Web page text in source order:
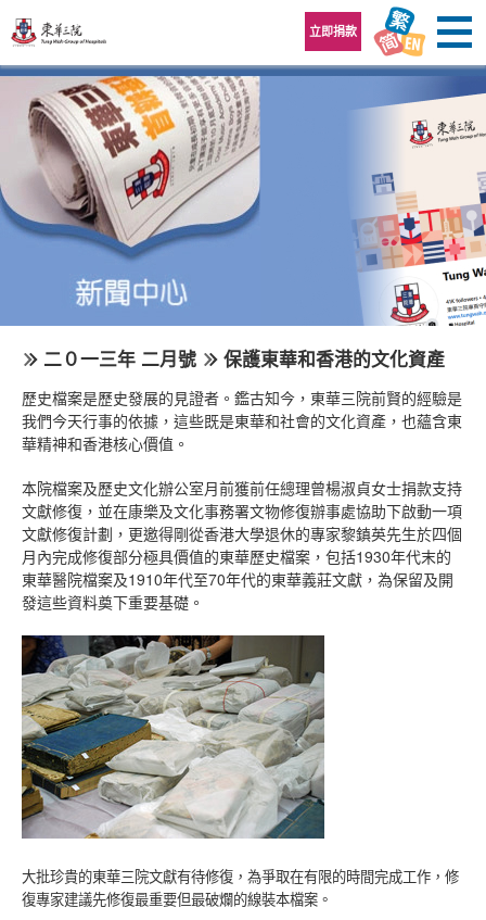
立即捐款
二０一三年 二月號 保護東華和香港的文化資產
歷史檔案是歷史發展的見證者。鑑古知今，東華三院前賢的經驗是
我們今天行事的依據，這些既是東華和社會的文化資產，也蘊含東
華精神和香港核心價值。
本院檔案及歷史文化辦公室月前獲前任總理曾楊淑貞女士捐款支持
文獻修復，並在康樂及文化事務署文物修復辦事處協助下啟動一項
文獻修復計劃，更邀得剛從香港大學退休的專家黎鎮英先生於四個
月內完成修復部分極具價值的東華歷史檔案，包括1930年代末的
東華醫院檔案及1910年代至70年代的東華義莊文獻，為保留及開
發這些資料奠下重要基礎。
大批珍貴的東華三院文獻有待修復，為爭取在有限的時間完成工作，修
復專家建議先修復最重要但最破爛的線裝本檔案。